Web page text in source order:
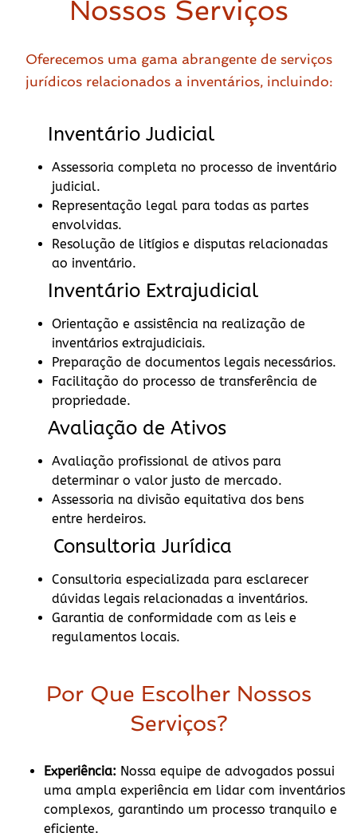
Nossos Serviços
Oferecemos uma gama abrangente de serviços
jurídicos relacionados a inventários, incluindo:
Inventário Judicial
Assessoria completa no processo de inventário
judicial.
Representação legal para todas as partes
envolvidas.
Resolução de litígios e disputas relacionadas
ao inventário.
Inventário Extrajudicial
Orientação e assistência na realização de
inventários extrajudiciais.
Preparação de documentos legais necessários.
Facilitação do processo de transferência de
propriedade.
Avaliação de Ativos
Avaliação profissional de ativos para
determinar o valor justo de mercado.
Assessoria na divisão equitativa dos bens
entre herdeiros.
Consultoria Jurídica
Consultoria especializada para esclarecer
dúvidas legais relacionadas a inventários.
Garantia de conformidade com as leis e
regulamentos locais.
Por Que Escolher Nossos
Serviços?
Experiência: Nossa equipe de advogados possui
uma ampla experiência em lidar com inventários
complexos, garantindo um processo tranquilo e
eficiente.